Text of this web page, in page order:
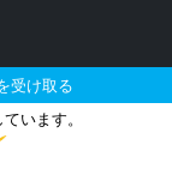
受け取る
います。
型の販